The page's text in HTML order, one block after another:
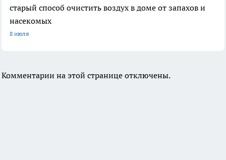
старый способ очистить воздух в доме от запахов и
насекомых
8 июля
Комментарии на этой странице отключены.